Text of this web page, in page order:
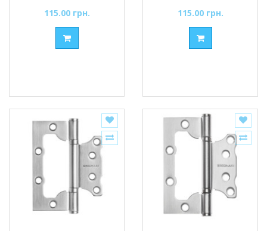
115.00 грн.
115.00 грн.